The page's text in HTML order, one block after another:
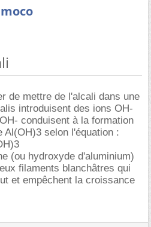
moco
de mettre de l'alcali dans une
introduisent des ions OH-
conduisent à la formation
Al(OH)3 selon l'équation :
(ou hydroxyde d'aluminium)
filaments blanchâtres qui
et empêchent la croissance